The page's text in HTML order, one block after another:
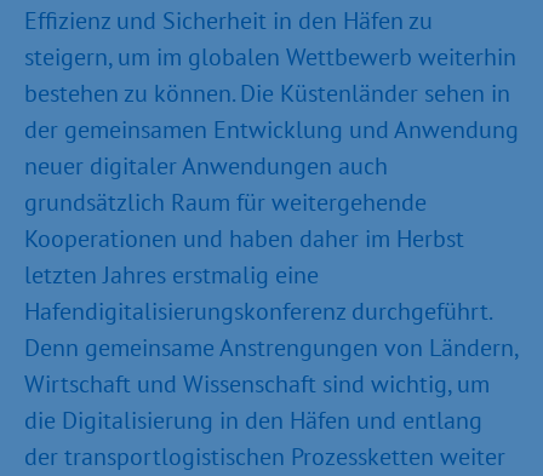
Effizienz und Sicherheit in den Häfen zu
steigern, um im globalen Wettbewerb weiterhin
bestehen zu können. Die Küstenländer sehen in
der gemeinsamen Entwicklung und Anwendung
neuer digitaler Anwendungen auch
grundsätzlich Raum für weitergehende
Kooperationen und haben daher im Herbst
letzten Jahres erstmalig eine
Hafendigitalisierungskonferenz durchgeführt.
Denn gemeinsame Anstrengungen von Ländern,
Wirtschaft und Wissenschaft sind wichtig, um
die Digitalisierung in den Häfen und entlang
der transportlogistischen Prozessketten weiter